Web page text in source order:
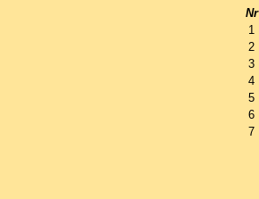
Nr
1
2
3
4
5
6
7